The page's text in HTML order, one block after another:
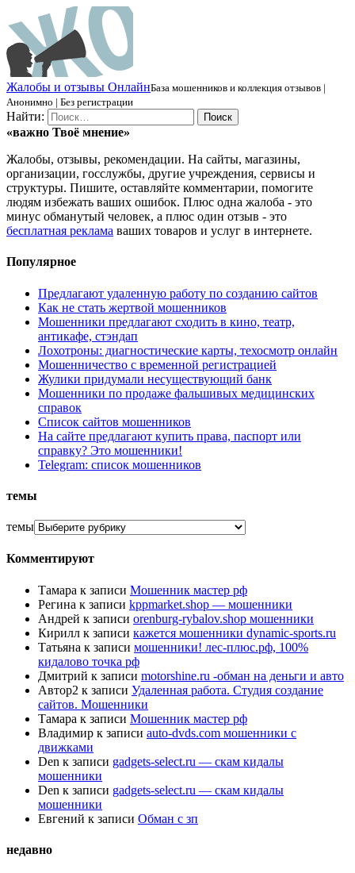
Жалобы и отзывы ОнлайнБаза мошенников и коллекция отзывов |
Анонимно | Без регистрации
Найти:
«важно Твоё мнение»
Жалобы, отзывы, рекомендации. На сайты, магазины,
организации, госслужбы, другие учреждения, сервисы и
структуры. Пишите, оставляйте комментарии, помогите
людям избежать ваших ошибок. Плюс одна жалоба - это
минус обманутый человек, а плюс один отзыв - это
бесплатная реклама ваших товаров и услуг в интернете.
Популярное
Предлагают удаленную работу по созданию сайтов
Как не стать жертвой мошенников
Мошенники предлагают сходить в кино, театр,
антикафе, стэндап
Лохотроны: диагностические карты, техосмотр онлайн
Мошенничество с временной регистрацией
Жулики придумали несуществующий банк
Мошенники по продаже фальшивых медицинских
справок
Список сайтов мошенников
На сайте предлагают купить права, паспорт или
справку? Это мошенники!
Telegram: список мошенников
темы
темы
Комментируют
Тамара к записи Мошенник мастер рф
Регина к записи kppmarket.shop — мошенники
Андрей к записи orenburg-rybalov.shop мошенники
Кирилл к записи кажется мошенники dynamic-sports.ru
Татьяна к записи мошенники! лес-плюс.рф, 100%
кидалово точка рф
Дмитрий к записи motorshine.ru -обман на деньги и авто
Автор2 к записи Удаленная работа. Студия создание
сайтов. Мошенники
Тамара к записи Мошенник мастер рф
Владимир к записи auto-dvds.com мошенники с
движками
Den к записи gadgets-select.ru — скам кидалы
мошенники
Den к записи gadgets-select.ru — скам кидалы
мошенники
Евгений к записи Обман с зп
недавно